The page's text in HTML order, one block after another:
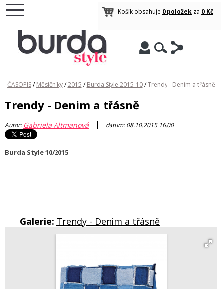
Košík obsahuje 0 položek za 0 Kč
ČASOPIS / Měsíčníky / 2015 / Burda Style 2015-10 / Trendy - Denim a třásně
Trendy - Denim a třásně
Autor: Gabriela Altmanová | datum: 08.10.2015 16:00
Burda Style 10/2015
Galerie: Trendy - Denim a třásně